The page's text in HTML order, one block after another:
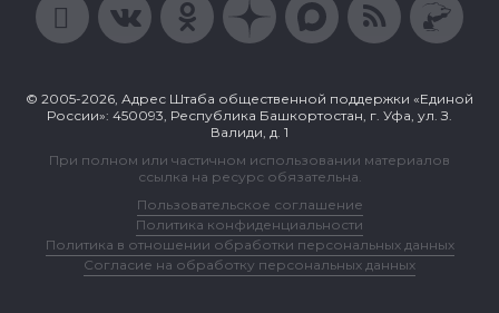
© 2005-2026, Адрес Штаба общественной поддержки «Единой
России»: 450093, Республика Башкортостан, г. Уфа, ул. З.
Валиди, д. 1
При полном или частичном использовании материалов
ссылка на ресурс обязательна.
Пользовательское соглашение
Политика конфиденциальности
Политика в отношении обработки персональных данных
Согласие на обработку персональных данных